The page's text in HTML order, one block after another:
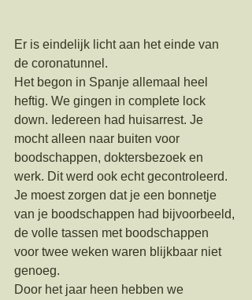
Er is eindelijk licht aan het einde van
de coronatunnel.
Het begon in Spanje allemaal heel
heftig. We gingen in complete lock
down. Iedereen had huisarrest. Je
mocht alleen naar buiten voor
boodschappen, doktersbezoek en
werk. Dit werd ook echt gecontroleerd.
Je moest zorgen dat je een bonnetje
van je boodschappen had bijvoorbeeld,
de volle tassen met boodschappen
voor twee weken waren blijkbaar niet
genoeg.
Door het jaar heen hebben we